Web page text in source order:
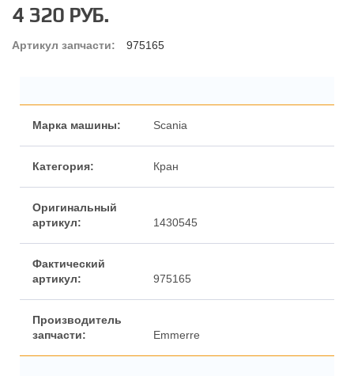
4 320 РУБ.
Артикул запчасти: 975165
Марка машины: Scania
Категория: Кран
Оригинальный
артикул:
1430545
Фактический
артикул:
975165
Производитель
запчасти:
Emmerre